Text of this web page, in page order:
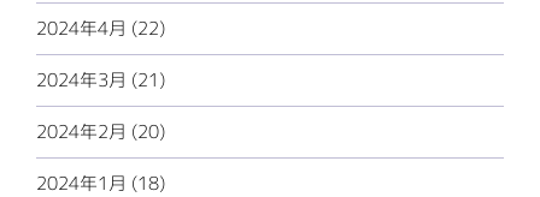
2024年4月 (22)
2024年3月 (21)
2024年2月 (20)
2024年1月 (18)